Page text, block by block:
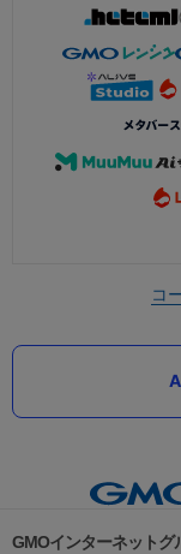
コ
GMOインターネットグ